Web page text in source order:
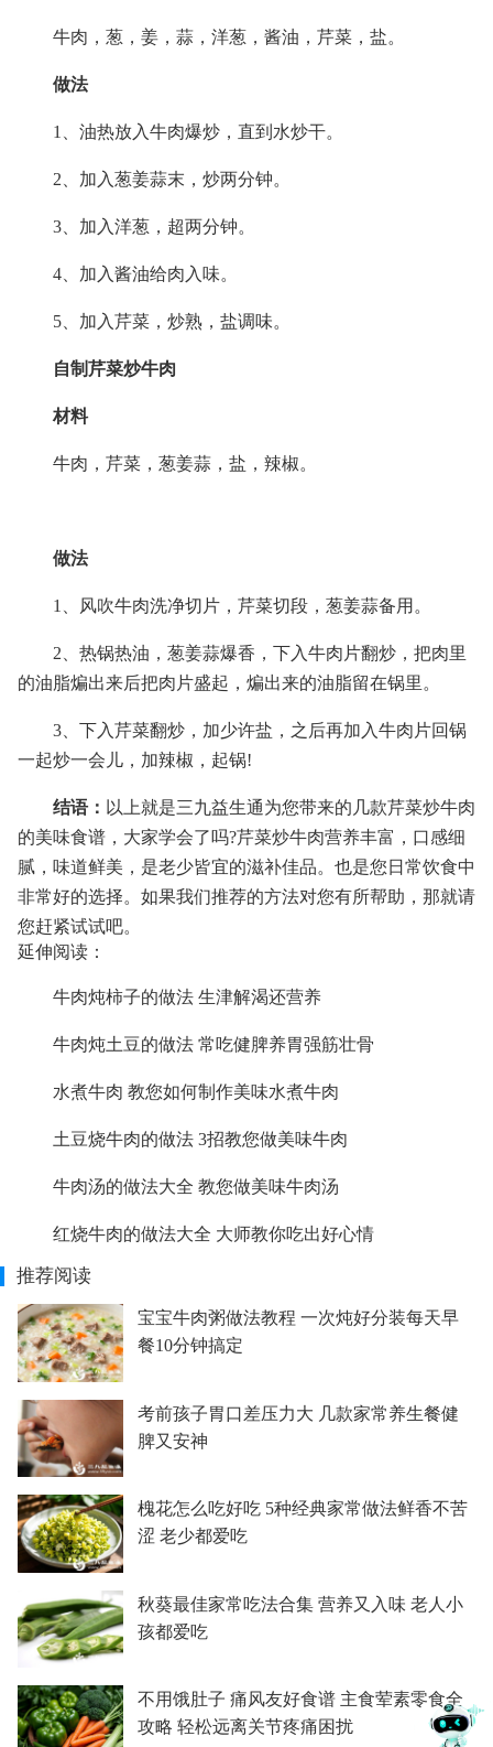
牛肉，葱，姜，蒜，洋葱，酱油，芹菜，盐。
做法
1、油热放入牛肉爆炒，直到水炒干。
2、加入葱姜蒜末，炒两分钟。
3、加入洋葱，超两分钟。
4、加入酱油给肉入味。
5、加入芹菜，炒熟，盐调味。
自制芹菜炒牛肉
材料
牛肉，芹菜，葱姜蒜，盐，辣椒。
做法
1、风吹牛肉洗净切片，芹菜切段，葱姜蒜备用。
2、热锅热油，葱姜蒜爆香，下入牛肉片翻炒，把肉里
的油脂煸出来后把肉片盛起，煸出来的油脂留在锅里。
3、下入芹菜翻炒，加少许盐，之后再加入牛肉片回锅
一起炒一会儿，加辣椒，起锅!
结语： 以上就是三九益生通为您带来的几款芹菜炒牛肉
的美味食谱，大家学会了吗?芹菜炒牛肉营养丰富，口感细
腻，味道鲜美，是老少皆宜的滋补佳品。也是您日常饮食中
非常好的选择。如果我们推荐的方法对您有所帮助，那就请
您赶紧试试吧。
延伸阅读：
牛肉炖柿子的做法 生津解渴还营养
牛肉炖土豆的做法 常吃健脾养胃强筋壮骨
水煮牛肉 教您如何制作美味水煮牛肉
土豆烧牛肉的做法 3招教您做美味牛肉
牛肉汤的做法大全 教您做美味牛肉汤
红烧牛肉的做法大全 大师教你吃出好心情
推荐阅读
宝宝牛肉粥做法教程 一次炖好分装每天早
餐10分钟搞定
考前孩子胃口差压力大 几款家常养生餐健
脾又安神
槐花怎么吃好吃 5种经典家常做法鲜香不苦
涩 老少都爱吃
秋葵最佳家常吃法合集 营养又入味 老人小
孩都爱吃
不用饿肚子 痛风友好食谱 主食荤素零食全
攻略 轻松远离关节疼痛困扰